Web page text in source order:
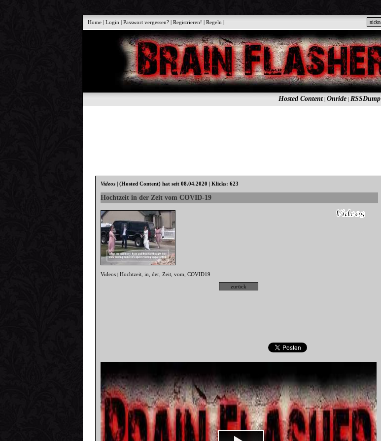
Home |Login |Passwort vergessen? |Registrieren! |Regeln |
Hosted Content| Onride| RSSDump
Videos |(Hosted Content) hat seit 08.04.2020 | Klicks: 623
Hochtzeit in der Zeit vom COVID-19
Videos |Hochtzeit ,in ,der ,Zeit ,vom ,COVID19